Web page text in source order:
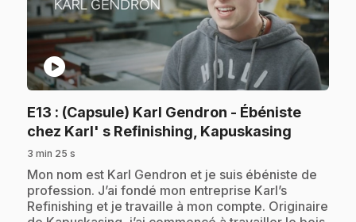
play_circle
E13 : (Capsule) Karl Gendron - Ébéniste
chez Karl' s Refinishing, Kapuskasing
3 min 25 s
.Mon nom est Karl Gendron et je suis ébéniste de
profession. J’ai fondé mon entreprise Karl’s
Refinishing et je travaille à mon compte. Originaire